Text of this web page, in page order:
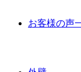
お客様の声